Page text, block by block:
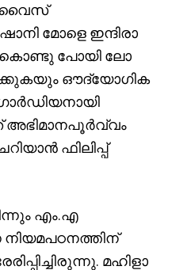
വൈസ്
മോളെ ഇന്ദിരാ
കൊണ്ടു പോയി ലോ
ഔദ്യോഗിക
അഭിമാനപൂര്‍വ്വം
ഫിലിപ്പ്
എം.എ
നിയമപഠനത്തിന്
മഹിളാ